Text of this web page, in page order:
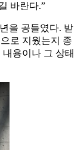
바란다.”
을 공들였다. 받
로 지웠는지 종
용이나 그 상태